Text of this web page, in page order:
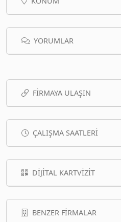
YORUMLAR
FIRMAYA ULAŞIN
ÇALIŞMA SAATLERI
DIJITAL KARTVIZIT
BENZER FIRMALAR